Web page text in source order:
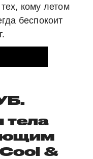
кому летом
беспокоит
тела
&